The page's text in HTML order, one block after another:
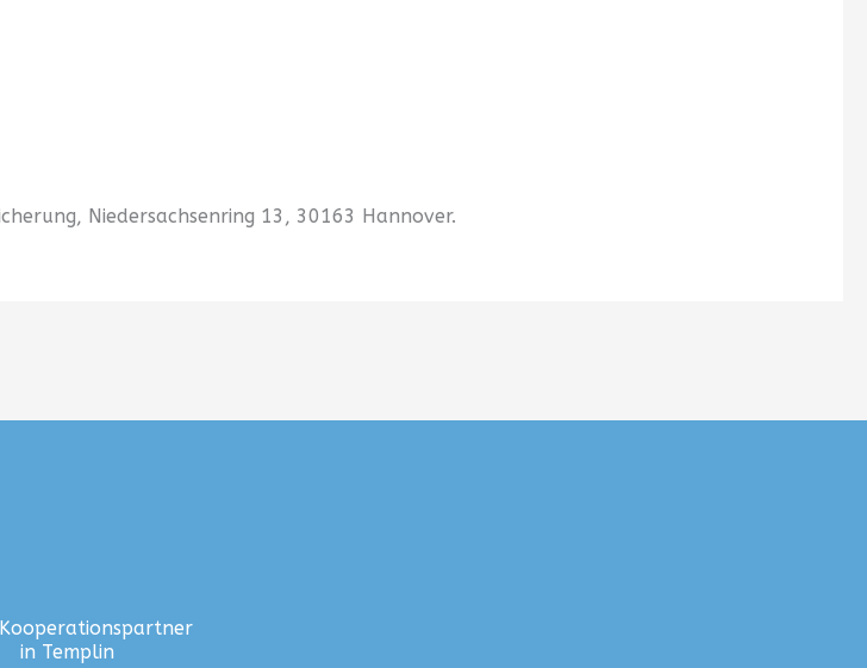
Niedersachsenring 13, 30163 Hannover.
in Templin